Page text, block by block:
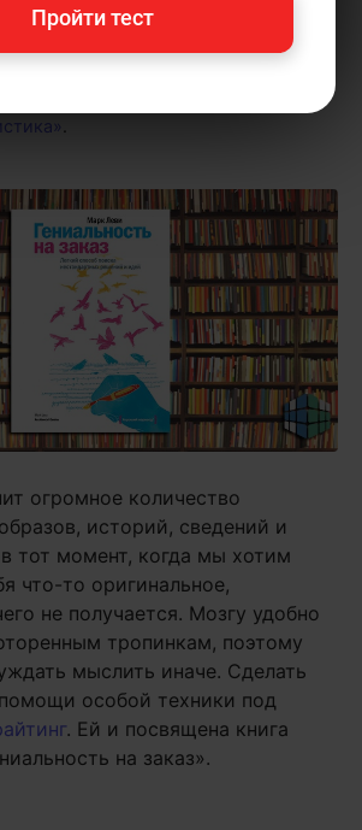
— автор статей.
огромное количество
историй, сведений и
тот момент, когда мы хотим
что-то оригинальное,
не получается. Мозгу удобно
тропинкам, поэтому
мыслить иначе. Сделать
особой техники под
. Ей и посвящена книга
на заказ».
Пройти тест